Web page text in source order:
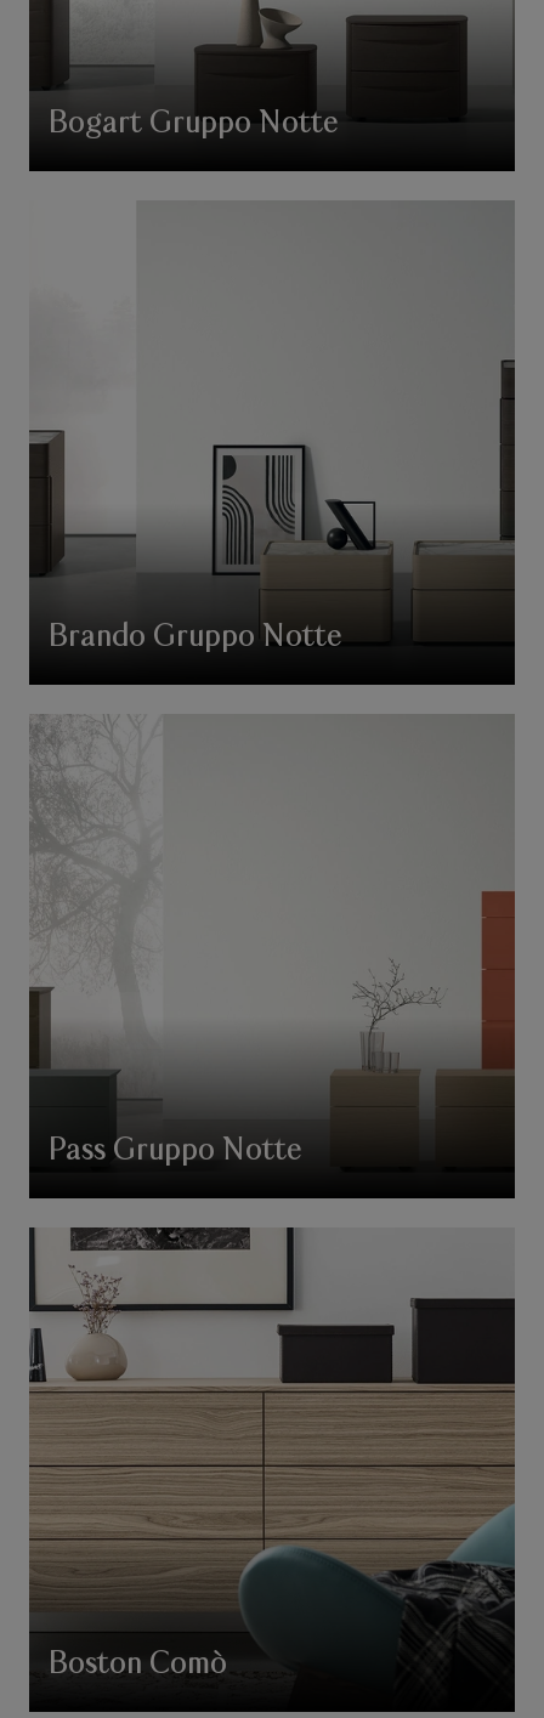
Bogart Gruppo Notte
Brando Gruppo Notte
Pass Gruppo Notte
Boston Comò